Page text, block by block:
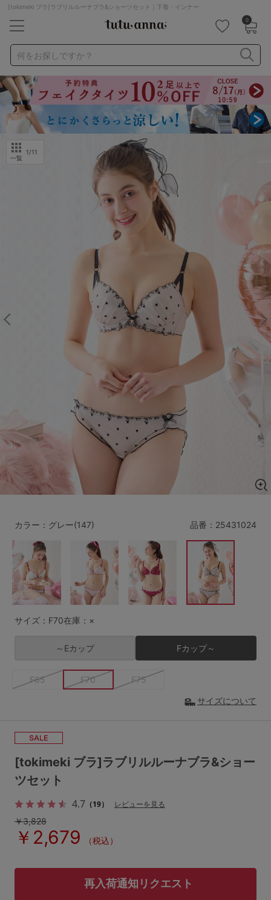
[tokimeki ブラ]ラブリルルーナブラ&ショーツセット｜下着・インナー
0
何をお探しですか？
ナイトブラ ノンワイヤー 特盛ブラ
チューブトップ
折り畳み
パジャマ ストッキング
キャミソール
ルームウェア
アームカバー
ライフスタイル
キッズ
ギフトラッピング
A70 A75
B65 B75 B80
C65 C75 C80
D65 D85
E65 E70 E75 E80 E85
F65 F70 F75
G65 G75
H70
SS M
L LL
S-CD
M-AB M-EF
LL-EF
サイズの表示を閉じる
すべてのサイズを表示する
～999円 1,000～1,999円
2,000～2,999円 3,000～3,999円
4,000円～
セールアイテム
新着アイテム
高評価レビューアイテム
一覧
1/11
品番： 25431024
[tokimeki ブラ]ラブリルルーナブラ&ショー
ツセット
4.7（19）
レビューを見る
￥3,828
￥2,679 （税込）
カラー：グレー(147)
サイズ：F70在庫：×
～Eカップ Fカップ～
F65 F70 F75
サイズについて
再入荷通知リクエスト